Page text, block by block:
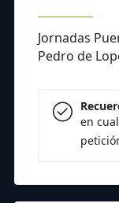
Jornadas
Pedro de
en